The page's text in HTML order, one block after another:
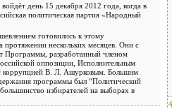
день 15 декабря 2012 года, когда в
политическая партия «Народный
готовились к этому
протяжении нескольких месяцев. Они с
Программы, разработанный членом
оппозиции, Исполнительным
коррупцией В. Л. Ашурковым. Большим
программы был “Политический
избирателей на выборах в